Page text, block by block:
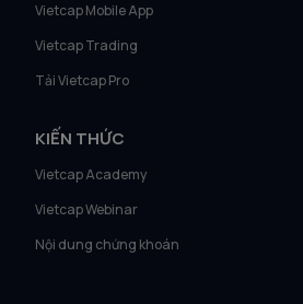
Vietcap Mobile App
Vietcap Trading
Tải Vietcap Pro
KIẾN THỨC
Vietcap Academy
Vietcap Webinar
Nội dung chứng khoán